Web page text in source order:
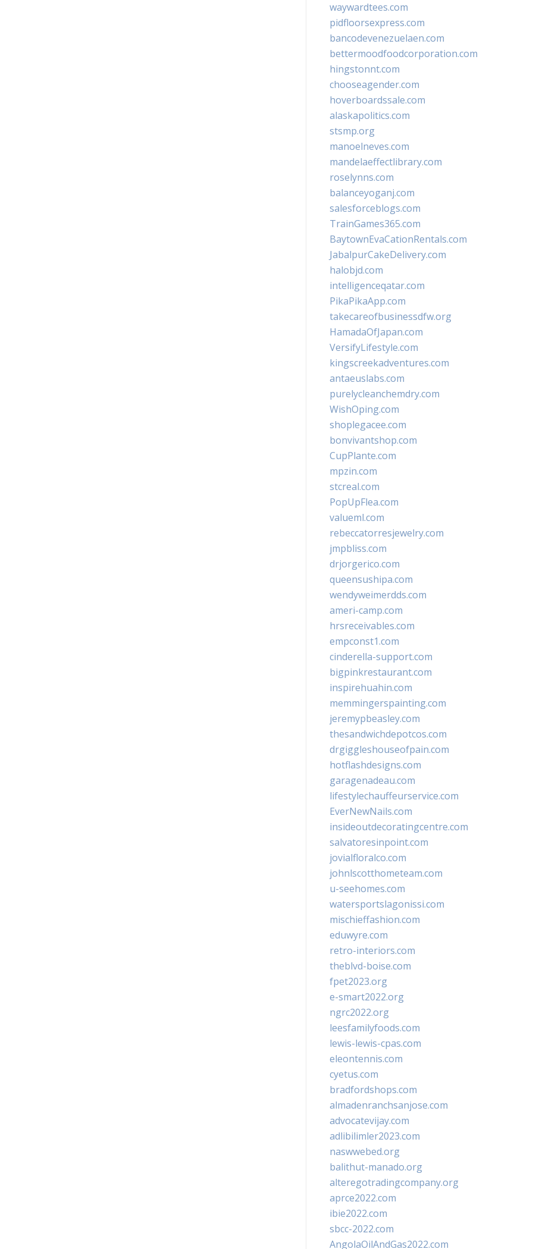
waywardtees.com
pidfloorsexpress.com
bancodevenezuelaen.com
bettermoodfoodcorporation.com
hingstonnt.com
chooseagender.com
hoverboardssale.com
alaskapolitics.com
stsmp.org
manoelneves.com
mandelaeffectlibrary.com
roselynns.com
balanceyoganj.com
salesforceblogs.com
TrainGames365.com
BaytownEvaCationRentals.com
JabalpurCakeDelivery.com
halobjd.com
intelligenceqatar.com
PikaPikaApp.com
takecareofbusinessdfw.org
HamadaOfJapan.com
VersifyLifestyle.com
kingscreekadventures.com
antaeuslabs.com
purelycleanchemdry.com
WishOping.com
shoplegacee.com
bonvivantshop.com
CupPlante.com
mpzin.com
stcreal.com
PopUpFlea.com
valueml.com
rebeccatorresjewelry.com
jmpbliss.com
drjorgerico.com
queensushipa.com
wendyweimerdds.com
ameri-camp.com
hrsreceivables.com
empconst1.com
cinderella-support.com
bigpinkrestaurant.com
inspirehuahin.com
memmingerspainting.com
jeremypbeasley.com
thesandwichdepotcos.com
drgiggleshouseofpain.com
hotflashdesigns.com
garagenadeau.com
lifestylechauffeurservice.com
EverNewNails.com
insideoutdecoratingcentre.com
salvatoresinpoint.com
jovialfloralco.com
johnlscotthometeam.com
u-seehomes.com
watersportslagonissi.com
mischieffashion.com
eduwyre.com
retro-interiors.com
theblvd-boise.com
fpet2023.org
e-smart2022.org
ngrc2022.org
leesfamilyfoods.com
lewis-lewis-cpas.com
eleontennis.com
cyetus.com
bradfordshops.com
almadenranchsanjose.com
advocatevijay.com
adlibilimler2023.com
naswwebed.org
balithut-manado.org
alteregotradingcompany.org
aprce2022.com
ibie2022.com
sbcc-2022.com
AngolaOilAndGas2022.com